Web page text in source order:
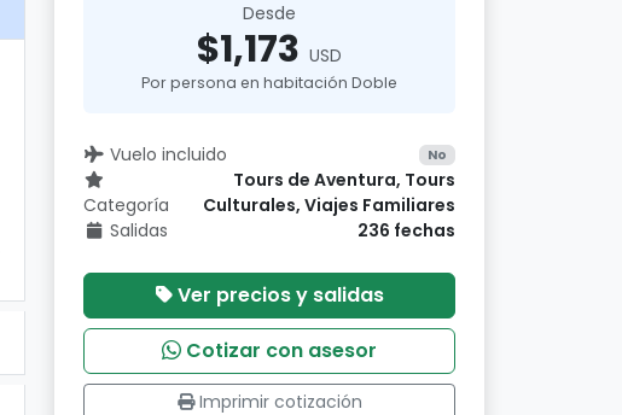
Desde
$1,173 USD
Por persona en habitación Doble
Vuelo incluido No
Categoría
Tours de Aventura, Tours
Culturales, Viajes Familiares
Salidas
236 fechas
Ver precios y salidas
Cotizar con asesor
Imprimir cotización